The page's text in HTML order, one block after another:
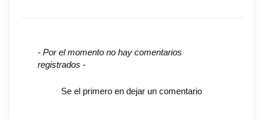
- Por el momento no hay comentarios
registrados -
Se el primero en dejar un comentario
New content loaded